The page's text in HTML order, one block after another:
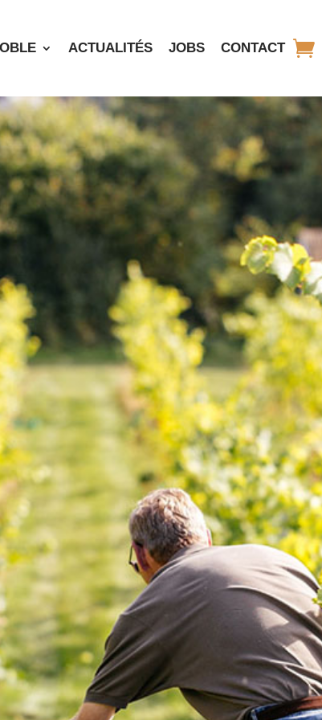
ACTUALITÉS JOBS CONTACT